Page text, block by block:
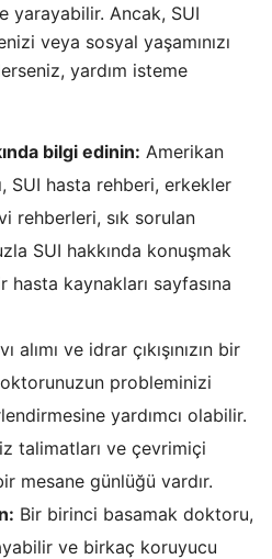
yarayabilir. Ancak, SUI
veya sosyal yaşamınızı
yardım isteme
bilgi edinin: Amerikan
SUI hasta rehberi, erkekler
rehberleri, sık sorulan
SUI hakkında konuşmak
hasta kaynakları sayfasına
alımı ve idrar çıkışınızın bir
probleminizi
yardımcı olabilir.
talimatları ve çevrimiçi
mesane günlüğü vardır.
Bir birinci basamak doktoru,
ve birkaç koruyucu